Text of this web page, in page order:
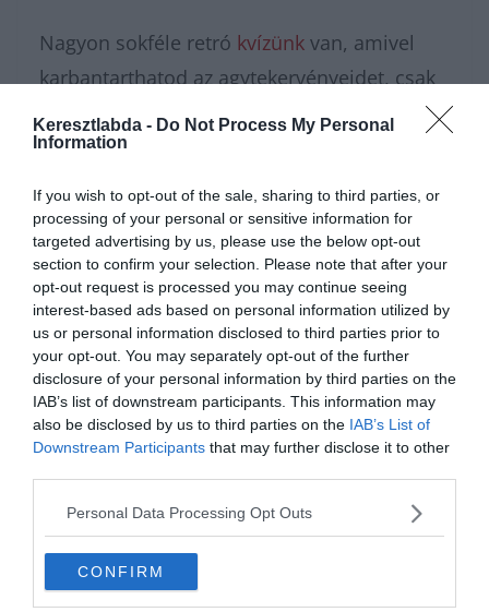
Keresztlabda - Do Not Process My Personal
Information
If you wish to opt-out of the sale, sharing to third parties, or
processing of your personal or sensitive information for
targeted advertising by us, please use the below opt-out
section to confirm your selection. Please note that after your
opt-out request is processed you may continue seeing
interest-based ads based on personal information utilized by
us or personal information disclosed to third parties prior to
your opt-out. You may separately opt-out of the further
disclosure of your personal information by third parties on the
IAB’s list of downstream participants. This information may
also be disclosed by us to third parties on the IAB’s List of
Downstream Participants that may further disclose it to other
Personal Data Processing Opt Outs
CONFIRM
Nagyon sokféle retró kvízünk van, amivel
karbantarthatod az agytekervényeidet, csak
nézz körül nálunk éstovábbi érdekes
napi játékokat találhatsz.
Hirdetés